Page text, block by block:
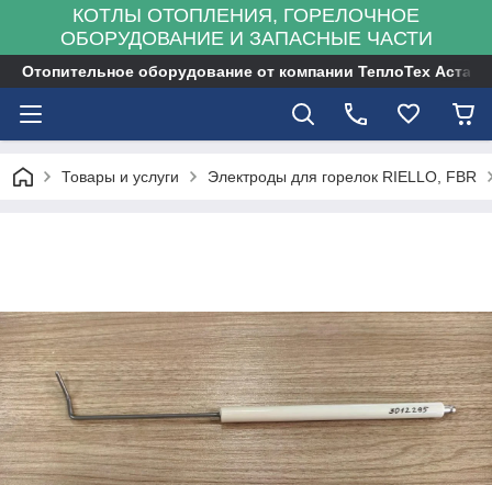
КОТЛЫ ОТОПЛЕНИЯ, ГОРЕЛОЧНОЕ
ОБОРУДОВАНИЕ И ЗАПАСНЫЕ ЧАСТИ
Отопительное оборудование от компании ТеплоТех Астана
Товары и услуги Электроды для горелок RIELLO, FBR